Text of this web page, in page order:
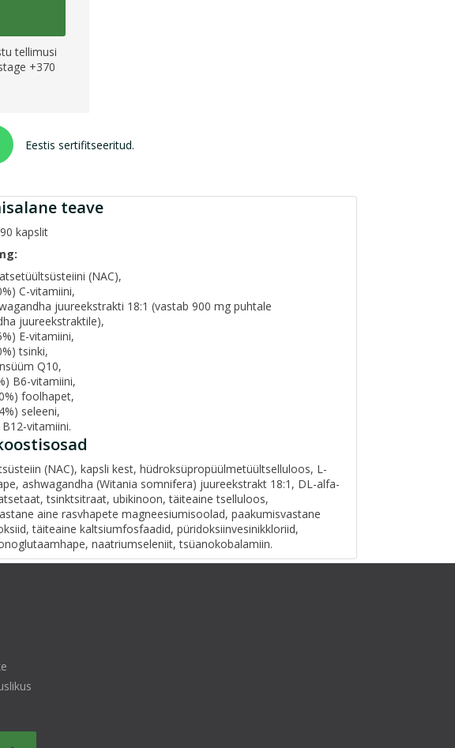
tellimusi
+370
Eestis sertifitseeritud.
teave
kapslit
(NAC),
C-vitamiini,
juureekstrakti 18:1 (vastab 900 mg puhtale
juureekstraktile),
E-vitamiini,
tsinki,
Q10,
B6-vitamiini,
foolhapet,
seleeni,
vitamiini.
(NAC), kapsli kest, hüdroksüpropüülmetüültselluloos, L-
ashwagandha (Witania somnifera) juureekstrakt 18:1, DL-alfa-
tsinktsitraat, ubikinoon, täiteaine tselluloos,
aine rasvhapete magneesiumisoolad, paakumisvastane
täiteaine kaltsiumfosfaadid, püridoksiinvesinikkloriid,
naatriumseleniit, tsüanokobalamiin.